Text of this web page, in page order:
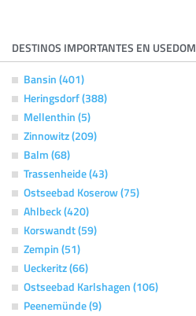
DESTINOS IMPORTANTES EN USEDOM
Bansin (401)
Heringsdorf (388)
Mellenthin (5)
Zinnowitz (209)
Balm (68)
Trassenheide (43)
Ostseebad Koserow (75)
Ahlbeck (420)
Korswandt (59)
Zempin (51)
Ueckeritz (66)
Ostseebad Karlshagen (106)
Peenemünde (9)